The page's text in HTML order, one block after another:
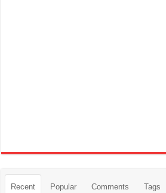
Recent Popular Comments Tags